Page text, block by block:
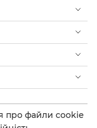
про файли cookie